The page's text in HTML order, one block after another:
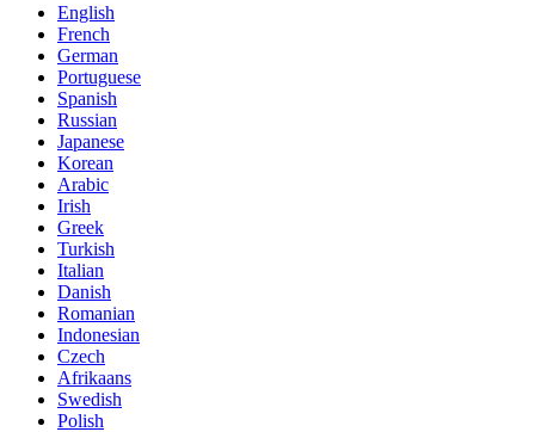
English
French
German
Portuguese
Spanish
Russian
Japanese
Korean
Arabic
Irish
Greek
Turkish
Italian
Danish
Romanian
Indonesian
Czech
Afrikaans
Swedish
Polish